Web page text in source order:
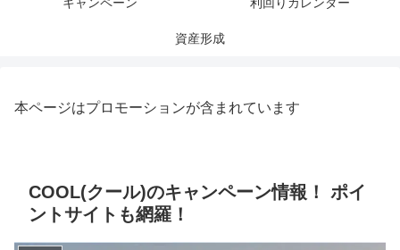
キャンペーン 利回りカレンダー
資産形成
本ページはプロモーションが含まれています
COOL(クール)のキャンペーン情報！ ポイ
ントサイトも網羅！